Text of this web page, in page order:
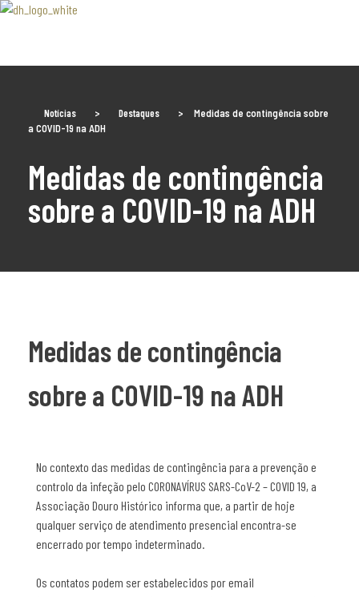
Notícias > Destaques >
Medidas de contingência sobre
a COVID-19 na ADH
Medidas de contingência
sobre a COVID-19 na ADH
Medidas de contingência
sobre a COVID-19 na ADH
No contexto das medidas de contingência para a prevenção e
controlo da infeção pelo CORONAVÍRUS SARS-CoV-2 – COVID 19, a
Associação Douro Histórico informa que, a partir de hoje
qualquer serviço de atendimento presencial encontra-se
encerrado por tempo indeterminado.
Os contatos podem ser estabelecidos por email